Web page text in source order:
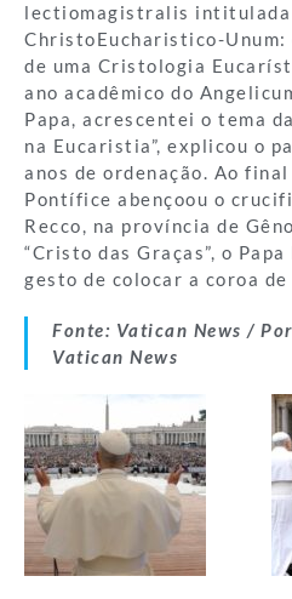
lectiomagistralis intitulada
ChristoEucharistico-Unum:
de uma Cristologia
ano acadêmico do
Papa, acrescentei o tema
na Eucaristia”, explicou o
anos de ordenação. Ao
Pontífice abençoou o
Recco, na província de
“Cristo das Graças”, o
gesto de colocar a coroa de
Fonte: Vatican News /
Vatican News